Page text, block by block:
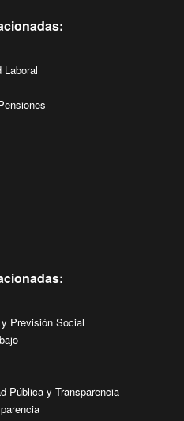
Laboral
Previsión Social
Pública y Transparencia